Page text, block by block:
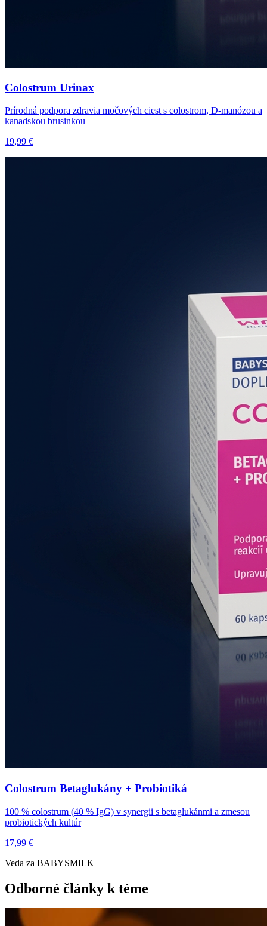
Colostrum Urinax
Prírodná podpora zdravia močových ciest s colostrom, D-manózou a
kanadskou brusinkou
19,99 €
Colostrum Betaglukány + Probiotiká
100 % colostrum (40 % IgG) v synergii s betaglukánmi a zmesou
probiotických kultúr
17,99 €
Veda za BABYSMILK
Odborné články k téme